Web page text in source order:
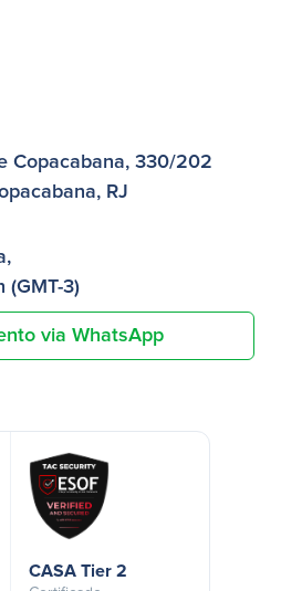
Copacabana, 330/202
RJ
(GMT-3)
via WhatsApp
CASA Tier 2